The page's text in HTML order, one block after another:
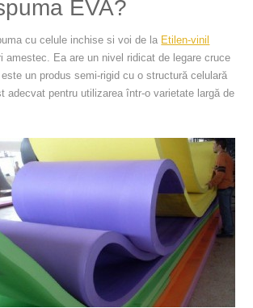
EVA?
cu celule inchise si voi de la Etilen-vinil
amestec. Ea are un nivel ridicat de legare cruce
un produs semi-rigid cu o structură celulară
adecvat pentru utilizarea într-o varietate largă de